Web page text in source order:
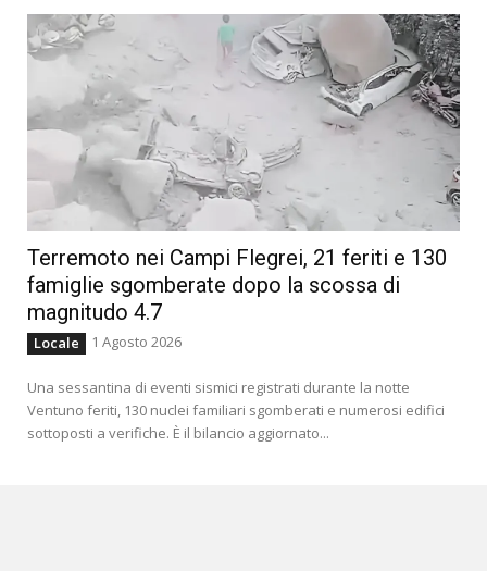
Terremoto nei Campi Flegrei, 21 feriti e 130
famiglie sgomberate dopo la scossa di
magnitudo 4.7
Locale 1 Agosto 2026
Una sessantina di eventi sismici registrati durante la notte
Ventuno feriti, 130 nuclei familiari sgomberati e numerosi edifici
sottoposti a verifiche. È il bilancio aggiornato...